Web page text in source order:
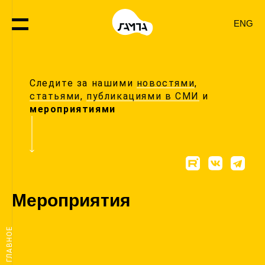
ENG
Следите за нашими новостями,
статьями, публикациями в СМИ и
мероприятиями
Мероприятия
ГЛАВНОЕ